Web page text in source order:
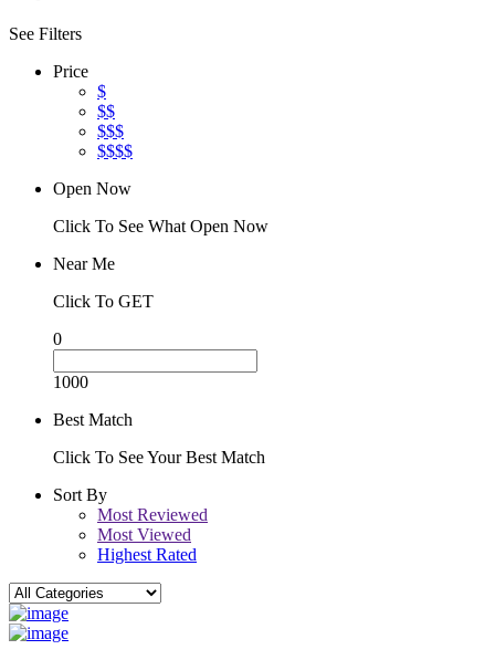
See Filters
Price
$
$$
$$$
$$$$
Open Now
Click To See What Open Now
Near Me
Click To GET
0
1000
Best Match
Click To See Your Best Match
Sort By
Most Reviewed
Most Viewed
Highest Rated